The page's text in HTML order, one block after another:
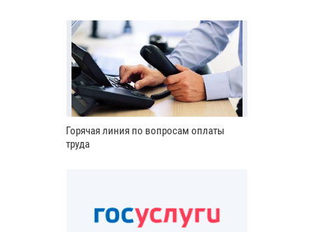
Горячая линия по вопросам оплаты
труда